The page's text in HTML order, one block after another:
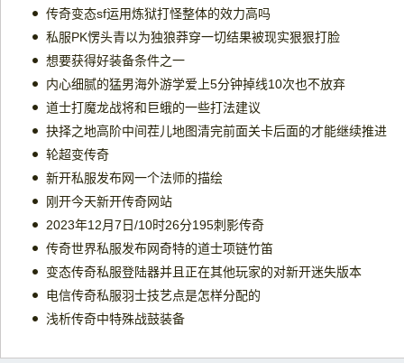
传奇变态sf运用炼狱打怪整体的效力高吗
私服PK愣头青以为独狼莽穿一切结果被现实狠狠打脸
想要获得好装备条件之一
内心细腻的猛男海外游学爱上5分钟掉线10次也不放弃
道士打魔龙战将和巨蛾的一些打法建议
抉择之地高阶中间茬儿地图清完前面关卡后面的才能继续推进
轮超变传奇
新开私服发布网一个法师的描绘
刚开今天新开传奇网站
2023年12月7日/10时26分195刺影传奇
传奇世界私服发布网奇特的道士项链竹笛
变态传奇私服登陆器并且正在其他玩家的对新开迷失版本
电信传奇私服羽士技艺点是怎样分配的
浅析传奇中特殊战鼓装备